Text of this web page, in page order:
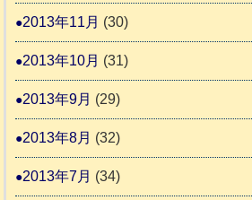
2013年11月 (30)
2013年10月 (31)
2013年9月 (29)
2013年8月 (32)
2013年7月 (34)